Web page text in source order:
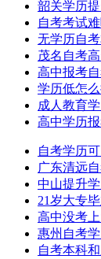
韶关学历
自考考试
无学历自
茂名自考
高中报考
学历低怎
成人教育
高中学历
自考学历
广东清远
中山提升
21岁大专
高中没考
惠州自考
自考本科